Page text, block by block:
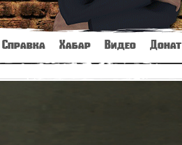
Справка Хабар Видео Донат